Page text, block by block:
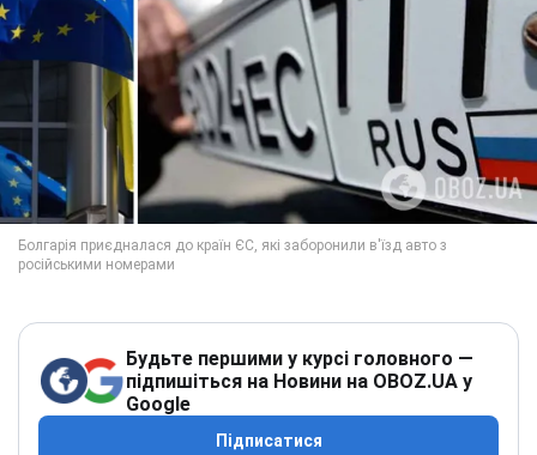
Будьте першими у курсі головного —
підпишіться на Новини на OBOZ.UA у
Google
Підписатися